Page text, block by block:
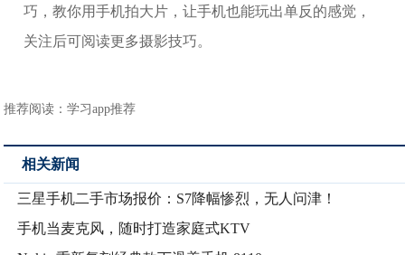
巧，教你用手机拍大片，让手机也能玩出单反的感觉，
关注后可阅读更多摄影技巧。
推荐阅读：学习app推荐
相关新闻
三星手机二手市场报价：S7降幅惨烈，无人问津！
手机当麦克风，随时打造家庭式KTV